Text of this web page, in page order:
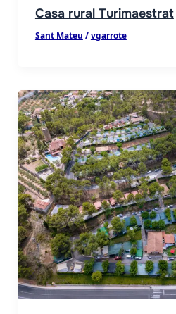
Casa rural Turimaestrat
Sant Mateu /vgarrote